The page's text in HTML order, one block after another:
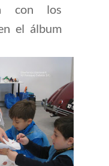
con los
el álbum